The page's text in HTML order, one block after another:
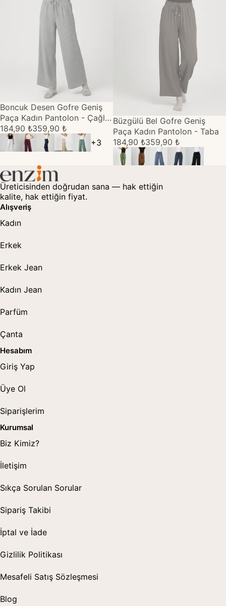
TÜKENDİ
Boncuk Desen Gofre Geniş
Paça Kadın Pantolon - Çağla
Yeşili
184,90 ₺359,90 ₺
+3
TÜKENDİ
Büzgülü Bel Gofre Geniş
Paça Kadın Pantolon - Taba
184,90 ₺359,90 ₺
Üreticisinden doğrudan sana — hak ettiğin
kalite, hak ettiğin fiyat.
Alışveriş
Kadın
Erkek
Erkek Jean
Kadın Jean
Parfüm
Çanta
Hesabım
Giriş Yap
Üye Ol
Siparişlerim
Kurumsal
Biz Kimiz?
İletişim
Sıkça Sorulan Sorular
Sipariş Takibi
İptal ve İade
Gizlilik Politikası
Mesafeli Satış Sözleşmesi
Blog